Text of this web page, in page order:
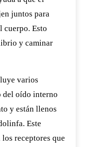
juntos para
cuerpo. Esto
y caminar
varios
del oído interno
y están llenos
Este
receptores que